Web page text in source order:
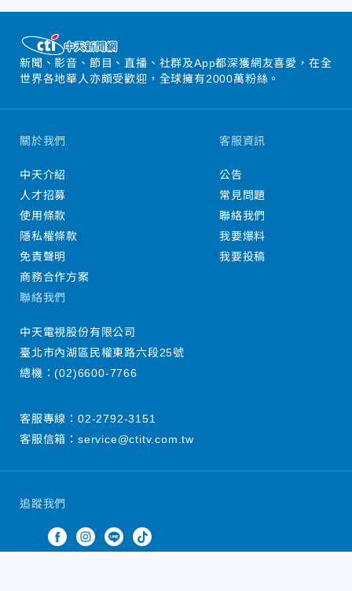
新聞、影音、節目、直播、社群及App都深獲網友喜愛，在全
世界各地華人亦頗受歡迎，全球擁有2000萬粉絲。
追蹤我們
關於我們
中天介紹
人才招募
使用條款
隱私權條款
免責聲明
商務合作方案
客服資訊
公告
常見問題
聯絡我們
我要爆料
我要投稿
聯絡我們
中天電視股份有限公司
臺北市內湖區民權東路六段25號
總機：(02)6600-7766
客服專線： 02-2792-3151
客服信箱： service@ctitv.com.tw